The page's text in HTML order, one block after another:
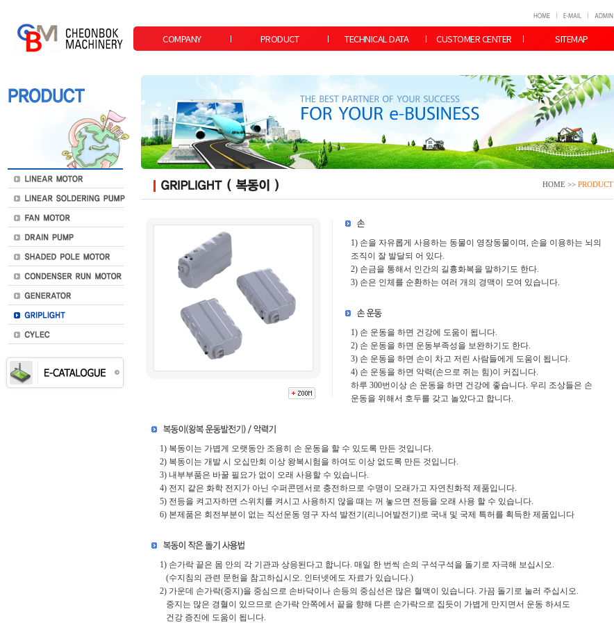
COMPANY PRODUCT TECHNICAL DATA CUSTOMER CENTER SITEMAP
HOME >> PRODUCT
1) 손을 자유롭게 사용하는 동물이 영장동물이며, 손을 이용하는 뇌의
조직이 잘 발달되 어 있다.
2) 손금을 통해서 인간의 길흉화복을 말하기도 한다.
3) 손은 인체를 순환하는 여러 개의 경맥이 모여 있습니다.
1) 손 운동을 하면 건강에 도움이 됩니다.
2) 손 운동을 하면 운동부족성을 보완하기도 한다.
3) 손 운동을 하면 손이 차고 저린 사람들에게 도움이 됩니다.
4) 손 운동을 하면 악력(손으로 쥐는 힘)이 커집니다.
하루 300번이상 손 운동을 하면 건강에 좋습니다. 우리 조상들은 손
운동을 위해서 호두를 갖고 놀았다고 합니다.
1) 복동이는 가볍게 오랫동안 조용히 손 운동을 할 수 있도록 만든 것입니다.
2) 복동이는 개발 시 오십만회 이상 왕복시험을 하여도 이상 없도록 만든 것입니다.
3) 내부부품은 바꿀 필요가 없이 오래 사용할 수 있습니다.
4) 전지 같은 화학 전지가 아닌 수퍼콘덴서로 충전하므로 수명이 오래가고 자연친화적 제품입니다.
5) 전등을 켜고자하면 스위치를 켜시고 사용하지 않을 때는 꺼 놓으면 전등을 오래 사용 할 수 있습니다.
6) 본제품은 회전부분이 없는 직선운동 영구 자석 발전기(리니어발전기)로 국내 및 국제 특허를 획득한 제품입니다
1) 손가락 끝은 몸 안의 각 기관과 상응된다고 합니다. 매일 한 번씩 손의 구석구석을 돌기로 자극해 보십시오.
(수지침의 관련 문헌을 참고하십시오. 인터넷에도 자료가 있습니다.)
2) 가운데 손가락(중지)을 중심으로 손바닥이나 손등의 중심선은 많은 혈맥이 있습니다. 가끔 돌기로 눌러 주십시오.
중지는 많은 경혈이 있으므로 손가락 안쪽에서 끝을 향해 다른 손가락으로 집듯이 가볍게 만지면서 운동 하셔도
건강 증진에 도움이 됩니다.